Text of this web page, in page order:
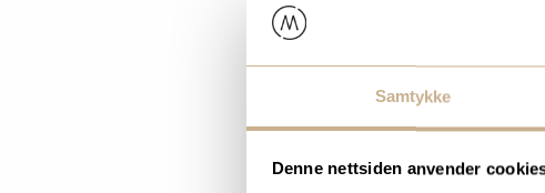
Samtykke
Denne nettsiden anvender